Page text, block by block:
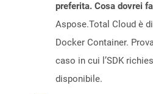
preferita. Cosa dovrei
Aspose.Total Cloud è
Docker Container.
caso in cui l’SDK
disponibile.